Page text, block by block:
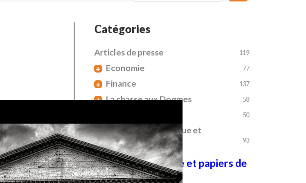
Catégories
Articles de presse 119
+ Economie 77
+ Finance 137
+ La chasse aux Dogmes 58
50
+ Transition écologique et
énergétique
93
Bibliothèque et papiers de
référence